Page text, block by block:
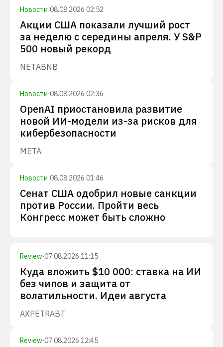
Новости·08.08.2026 02:52
Акции США показали лучший рост
за неделю с середины апреля. У S&P
500 новый рекорд
NETABNB
Новости·08.08.2026 02:36
OpenAI приостановила развитие
новой ИИ-модели из-за рисков для
кибербезопасности
META
Новости·08.08.2026 01:46
Сенат США одобрил новые санкции
против России. Пройти весь
Конгресс может быть сложно
Review·07.08.2026 11:15
Куда вложить $10 000: ставка на ИИ
без чипов и защита от
волатильности. Идеи августа
AXPETRABT
Review·07.08.2026 12:45